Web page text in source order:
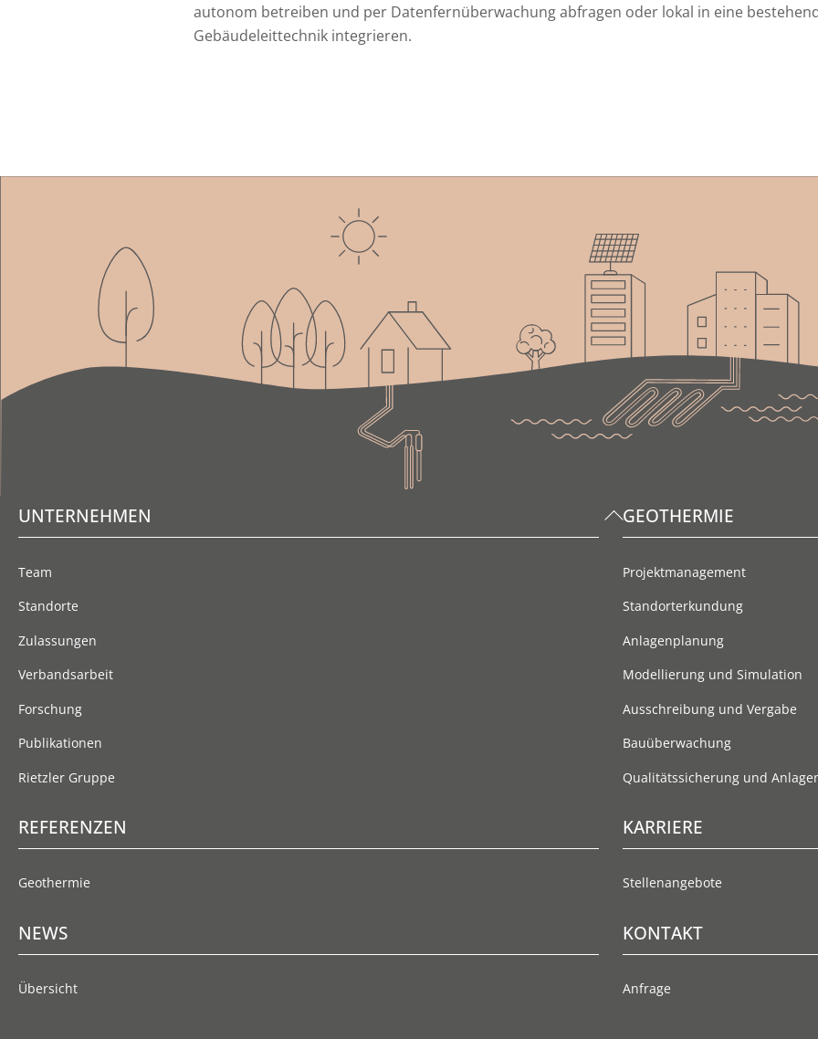
autonom betreiben und per Datenfernüberwachung abfragen oder lokal in eine
Gebäudeleittechnik integrieren.
Back
To
UNTERNEHMEN
Team
Standorte
Zulassungen
Verbandsarbeit
Forschung
Publikationen
Rietzler Gruppe
GEOTHERMIE
Projektmanagement
Standorterkundung
Anlagenplanung
Modellierung und Simulation
Ausschreibung und Vergabe
Bauüberwachung
Qualitätssicherung und
REFERENZEN
Geothermie
KARRIERE
Stellenangebote
NEWS
Übersicht
KONTAKT
Anfrage